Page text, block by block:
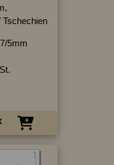
Tschechien
5mm